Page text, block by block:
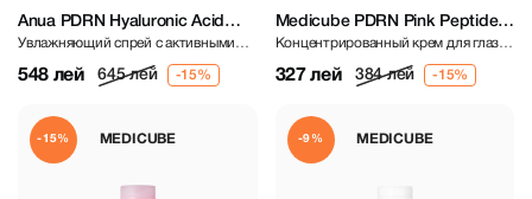
Anua PDRN Hyaluronic Acid
Hydrating Capsule Mist 100 ml
Увлажняющий спрей с активными
548 лей 645 лей
Medicube PDRN Pink Peptide
Eye Cream 30 ml
Концентрированный крем для глаз с
327 лей 384 лей
MEDICUBE
-15% MEDICUBE
-9%